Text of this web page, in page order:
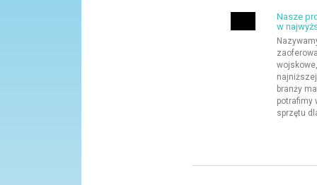
Nasze
w
branży
potrafimy
sprzętu